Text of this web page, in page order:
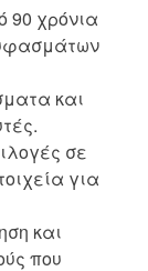
90 χρόνια
και
σε
για
και
που